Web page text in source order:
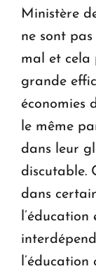
Ministère
ne sont pas
mal et cela
grande
économies
le même
dans leur
discutable.
dans
l’éducation
l’éducation